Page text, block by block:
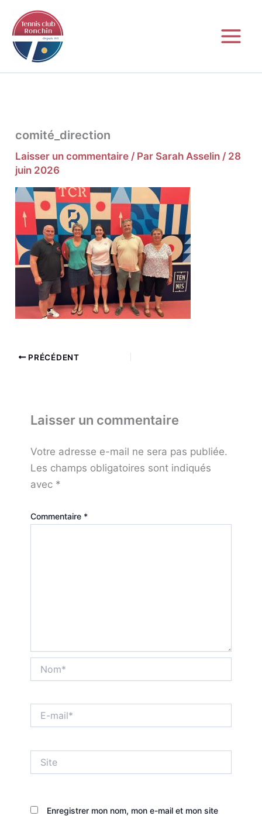
contenu
comité_direction
Laisser un commentaire / Par Sarah Asselin / 28
juin 2026
PRÉCÉDENT
Laisser un commentaire
Votre adresse e-mail ne sera pas publiée.
Les champs obligatoires sont indiqués
avec *
Commentaire *
mail*
Enregistrer mon nom, mon e-mail et mon site